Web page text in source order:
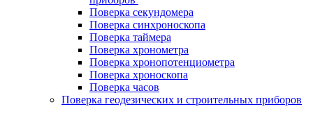
Поверка секундомера
Поверка синхроноскопа
Поверка таймера
Поверка хронометра
Поверка хронопотенциометра
Поверка хроноскопа
Поверка часов
Поверка геодезических и строительных приборов